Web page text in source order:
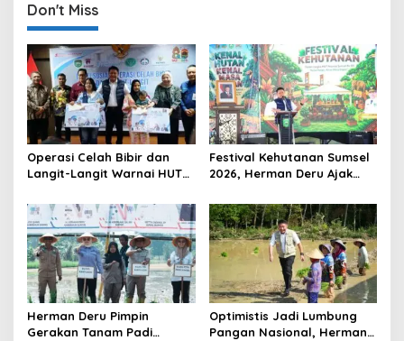
a
v
i
g
a
t
i
n
Don't Miss
Operasi Celah Bibir dan
Langit-Langit Warnai HUT
Manfaatnya Sangat Besar
Festival Kehutanan Sumsel
2026, Herman Deru Ajak
Kelestarian Hutan
Herman Deru Pimpin
Gerakan Tanam Padi
Optimistis Jadi Lumbung
Pangan Nasional, Herman